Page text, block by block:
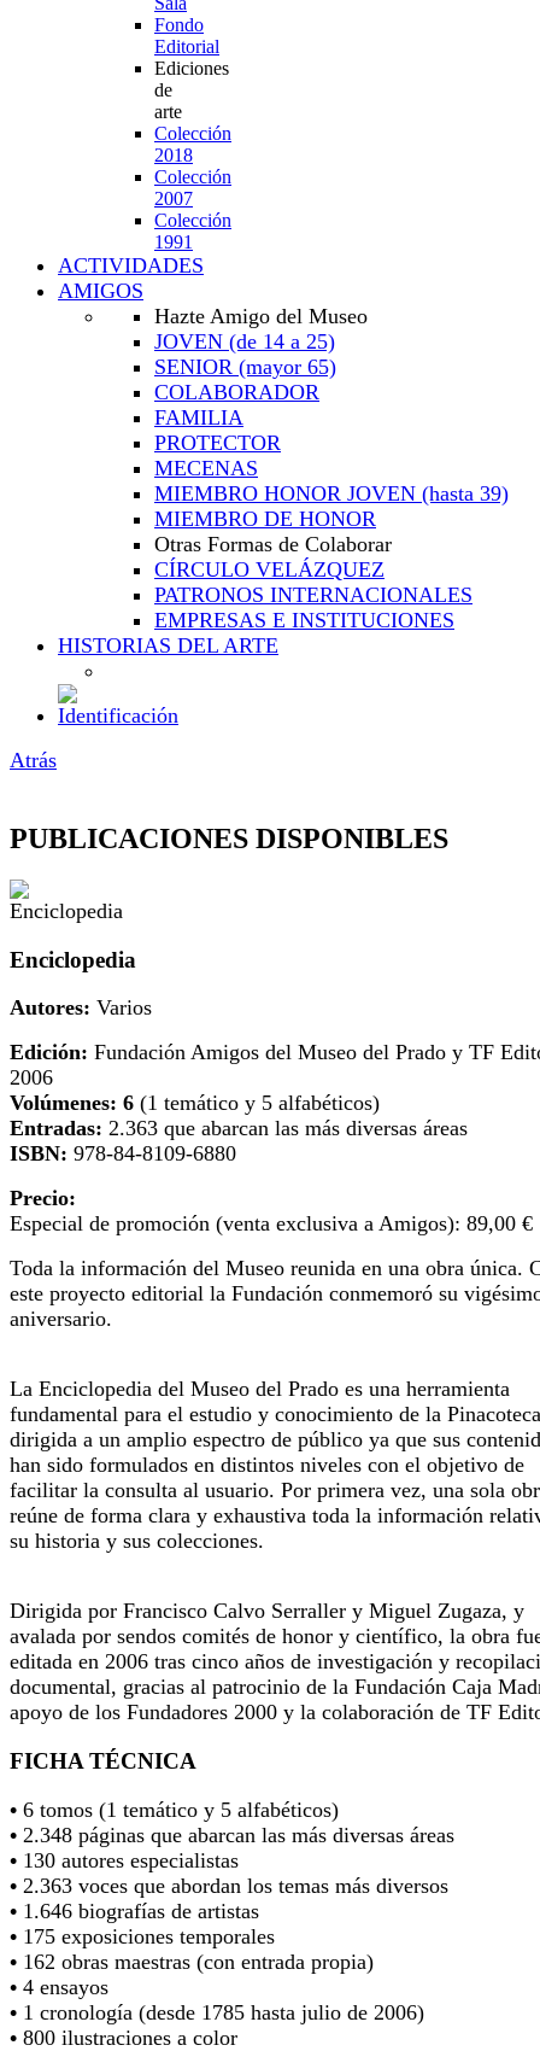
Fondo
Editorial
Ediciones
de
arte
Colección
2018
Colección
2007
Colección
1991
ACTIVIDADES
AMIGOS
Hazte Amigo del Museo
JOVEN (de 14 a 25)
SENIOR (mayor 65)
COLABORADOR
FAMILIA
PROTECTOR
MECENAS
MIEMBRO HONOR JOVEN (hasta 39)
MIEMBRO DE HONOR
Otras Formas de Colaborar
CÍRCULO VELÁZQUEZ
PATRONOS INTERNACIONALES
EMPRESAS E INSTITUCIONES
HISTORIAS DEL ARTE
Atrás
PUBLICACIONES DISPONIBLES
Enciclopedia
Autores: Varios
Edición: Fundación Amigos del Museo del Prado y TF
2006
Volúmenes: 6 (1 temático y 5 alfabéticos)
Entradas: 2.363 que abarcan las más diversas áreas
ISBN: 978-84-8109-6880
Precio:
Especial de promoción (venta exclusiva a Amigos): 89,00 €
Toda la información del Museo reunida en una obra única.
este proyecto editorial la Fundación conmemoró su
aniversario.
La Enciclopedia del Museo del Prado es una herramienta
fundamental para el estudio y conocimiento de la
dirigida a un amplio espectro de público ya que sus
han sido formulados en distintos niveles con el objetivo de
facilitar la consulta al usuario. Por primera vez, una sola
reúne de forma clara y exhaustiva toda la información
su historia y sus colecciones.
Dirigida por Francisco Calvo Serraller y Miguel Zugaza, y
avalada por sendos comités de honor y científico, la obra
editada en 2006 tras cinco años de investigación y
documental, gracias al patrocinio de la Fundación Caja
apoyo de los Fundadores 2000 y la colaboración de TF
FICHA TÉCNICA
• 6 tomos (1 temático y 5 alfabéticos)
• 2.348 páginas que abarcan las más diversas áreas
• 130 autores especialistas
• 2.363 voces que abordan los temas más diversos
• 1.646 biografías de artistas
• 175 exposiciones temporales
• 162 obras maestras (con entrada propia)
• 4 ensayos
• 1 cronología (desde 1785 hasta julio de 2006)
• 800 ilustraciones a color